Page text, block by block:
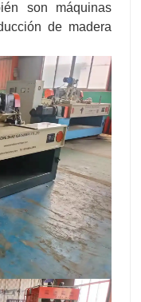
son máquinas
de madera